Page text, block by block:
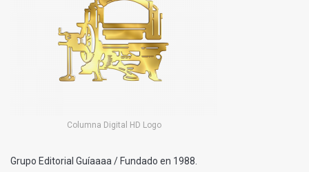
Columna Digital HD Logo
Grupo Editorial Guíaaaa / Fundado en 1988.